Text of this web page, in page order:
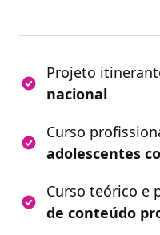
Projeto
nacional
Curso
adolescentes
Curso teórico e
de conteúdo